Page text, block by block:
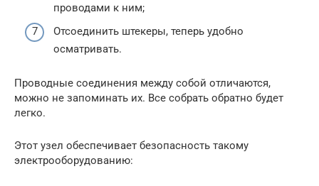
проводами к ним;
Отсоединить штекеры, теперь удобно
осматривать.
Проводные соединения между собой отличаются,
можно не запоминать их. Все собрать обратно будет
легко.
Этот узел обеспечивает безопасность такому
электрооборудованию: